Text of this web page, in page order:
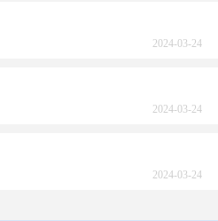
2024-03-24
2024-03-24
2024-03-24